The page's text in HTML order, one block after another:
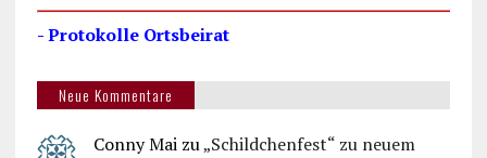
- Protokolle Ortsbeirat
Neue Kommentare
Conny Mai zu„Schildchenfest“ zu neuem